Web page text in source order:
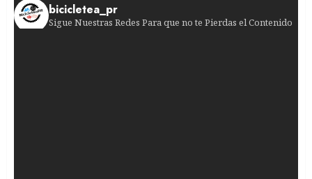
bicicletea_pr
Sigue Nuestras Redes Para que no te Pierdas el Contenido